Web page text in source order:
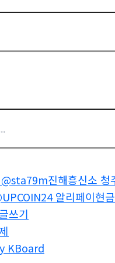
진해흥신소 청
알리페이현
쓰기
KBoard